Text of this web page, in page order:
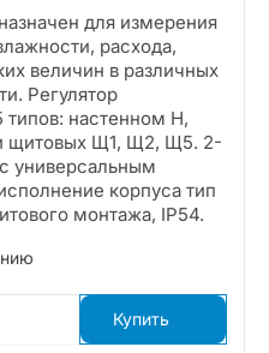
для измерения
расхода,
величин в различных
Регулятор
типов: настенном Н,
щитовых Щ1, Щ2, Щ5. 2-
универсальным
корпуса тип
монтажа, IP54.
Купить